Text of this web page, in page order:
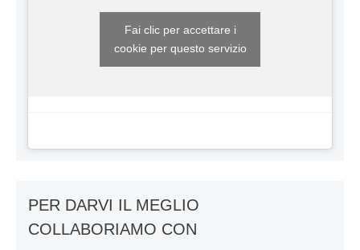
Fai clic per accettare i
cookie per questo servizio
PER DARVI IL MEGLIO
COLLABORIAMO CON